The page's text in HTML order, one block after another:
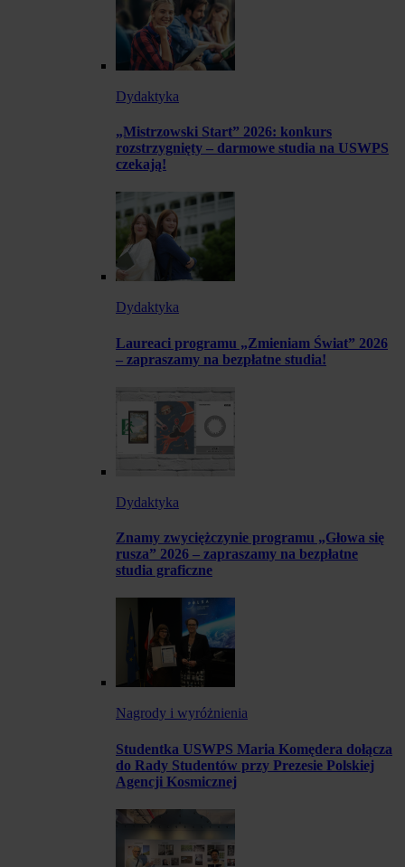
Dydaktyka
„Mistrzowski Start” 2026: konkurs
rozstrzygnięty – darmowe studia na USWPS
czekają!
Dydaktyka
Laureaci programu „Zmieniam Świat” 2026
– zapraszamy na bezpłatne studia!
Dydaktyka
Znamy zwyciężczynie programu „Głowa się
rusza” 2026 – zapraszamy na bezpłatne
studia graficzne
Nagrody i wyróżnienia
Studentka USWPS Maria Komędera dołącza
do Rady Studentów przy Prezesie Polskiej
Agencji Kosmicznej